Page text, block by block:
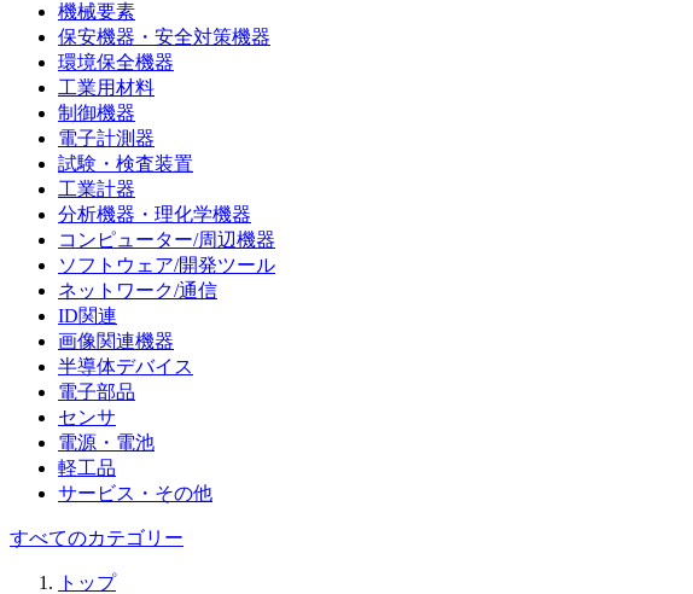
機械要素
保安機器・安全対策機器
環境保全機器
工業用材料
制御機器
電子計測器
試験・検査装置
工業計器
分析機器・理化学機器
コンピューター/周辺機器
ソフトウェア/開発ツール
ネットワーク/通信
ID関連
画像関連機器
半導体デバイス
電子部品
センサ
電源・電池
軽工品
サービス・その他
すべてのカテゴリー
トップ